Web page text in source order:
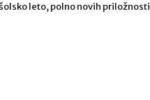
leto, polno novih priložnosti